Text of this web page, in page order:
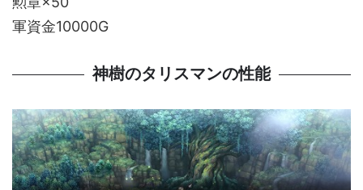
軍資金10000G
神樹のタリスマンの性能